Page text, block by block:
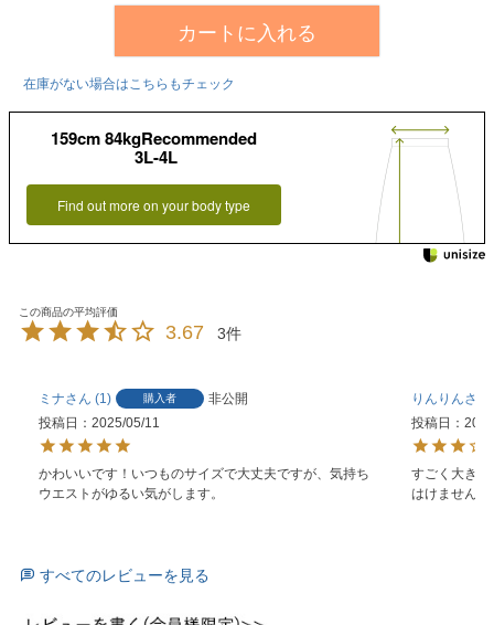
カートに入れる
在庫がない場合はこちらもチェック
159cm 84kgRecommended
3L-4L
Find out more on your body type
3.67 3
ミナ 1 購入者
非公開
投稿日
2025/05/11
かわいいです！いつものサイズで大丈夫ですが、気持ち
ウエストがゆるい気がします。
りんりん
投稿日
すごく大き
はけません
すべてのレビューを見る